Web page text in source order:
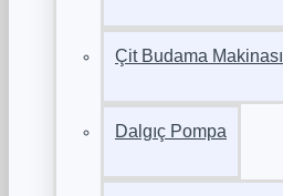
Çit Budama Makinası
Dalgıç Pompa